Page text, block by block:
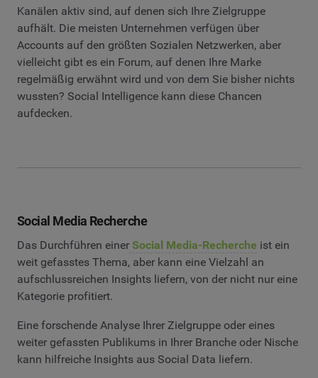
Kanälen aktiv sind, auf denen sich Ihre Zielgruppe
aufhält. Die meisten Unternehmen verfügen über
Accounts auf den größten Sozialen Netzwerken, aber
vielleicht gibt es ein Forum, auf denen Ihre Marke
regelmäßig erwähnt wird und von dem Sie bisher nichts
wussten? Social Intelligence kann diese Chancen
aufdecken.
Social Media Recherche
Das Durchführen einer Social Media-Recherche ist ein
weit gefasstes Thema, aber kann eine Vielzahl an
aufschlussreichen Insights liefern, von der nicht nur eine
Kategorie profitiert.
Eine forschende Analyse Ihrer Zielgruppe oder eines
weiter gefassten Publikums in Ihrer Branche oder Nische
kann hilfreiche Insights aus Social Data liefern.